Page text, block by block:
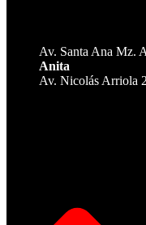
Av. Santa Ana Mz.
Anita
Av. Nicolás Arriola